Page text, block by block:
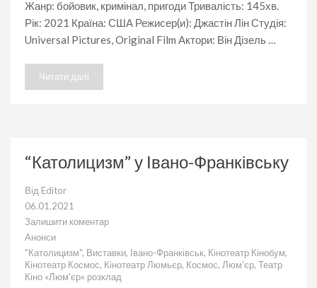
Жанр: бойовик, кримінал, пригоди Тривалість: 145хв.
Рік: 2021 Країна: США Режисер(и): Джастін Лін Студія:
Universal Pictures, Original Film Актори: Він Дізель …
Читати далі
“Католицизм” у Івано-Франківську
Від Editor
06.01.2021
Залишити коментар
до
Івано-
Франківську
Анонси
"Католицизм", Виставки, Івано-Франківськ, Кінотеатр Кінобум,
Кінотеатр Космос, Кінотеатр Люмьєр, Космос, Люм'єр, Театр
Кіно «Люм'єр» розклад